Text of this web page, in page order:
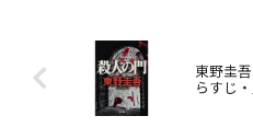
東野圭
らすじ